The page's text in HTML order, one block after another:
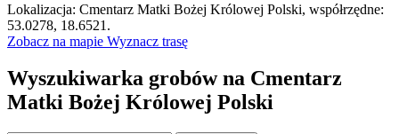
Cmentarz Matki Bożej Królowej Polski
×
+
−
Lokalizacja: Cmentarz Matki Bożej Królowej Polski, współrzędne:
53.0278, 18.6521.
Zobacz na mapie Wyznacz trasę
Wyszukiwarka grobów na Cmentarz
Matki Bożej Królowej Polski